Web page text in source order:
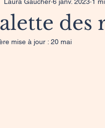
des
mise à jour : 20 mai